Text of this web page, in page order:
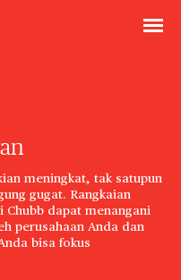
meningkat, tak satupun
gugat. Rangkaian
Chubb dapat menangani
perusahaan Anda dan
bisa fokus